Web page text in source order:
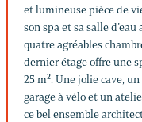
et lumineuse pièce de
son spa et sa salle
quatre agréables
dernier étage offre une
25 m². Une jolie cave,
garage à vélo et un
ce bel ensemble